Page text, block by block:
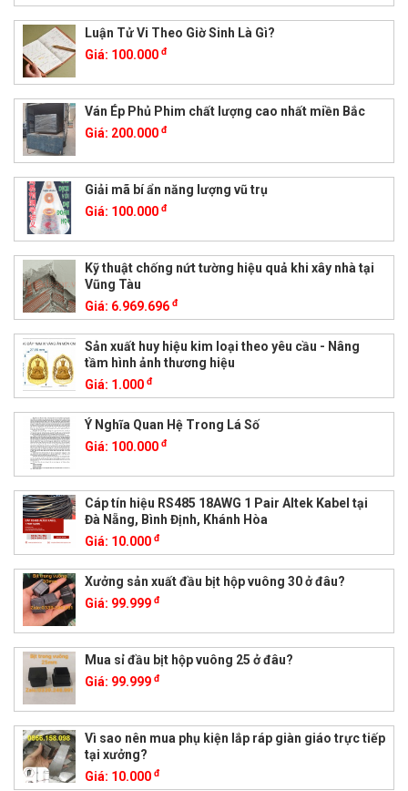
Luận Tử Vi Theo Giờ Sinh Là Gì?
Giá: 100.000 đ
Ván Ép Phủ Phim chất lượng cao nhất miền Bắc
Giá: 200.000 đ
Giải mã bí ẩn năng lượng vũ trụ
Giá: 100.000 đ
Kỹ thuật chống nứt tường hiệu quả khi xây nhà tại
Vũng Tàu
Giá: 6.969.696 đ
Sản xuất huy hiệu kim loại theo yêu cầu - Nâng
tầm hình ảnh thương hiệu
Giá: 1.000 đ
Ý Nghĩa Quan Hệ Trong Lá Số
Giá: 100.000 đ
Cáp tín hiệu RS485 18AWG 1 Pair Altek Kabel tại
Đà Nẵng, Bình Định, Khánh Hòa
Giá: 10.000 đ
Xưởng sản xuất đầu bịt hộp vuông 30 ở đâu?
Giá: 99.999 đ
Mua sỉ đầu bịt hộp vuông 25 ở đâu?
Giá: 99.999 đ
Vì sao nên mua phụ kiện lắp ráp giàn giáo trực tiếp
tại xưởng?
Giá: 10.000 đ